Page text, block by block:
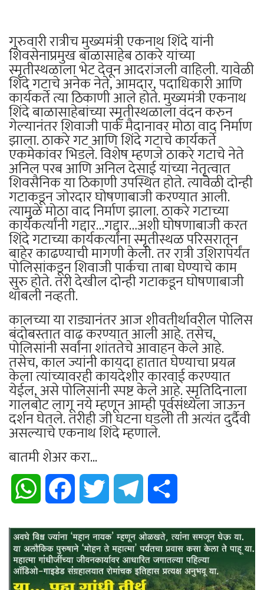
गुरुवारी रात्रीच मुख्यमंत्री एकनाथ शिंदे यांनी
शिवसेनाप्रमुख बाळासाहेब ठाकरे यांच्या
स्मृतीस्थळाला भेट देवून आदरांजली वाहिली. यावेळी
शिंदे गटाचे अनेक नेते, आमदार, पदाधिकारी आणि
कार्यकर्ते त्या ठिकाणी आले होते. मुख्यमंत्री एकनाथ
शिंदे बाळासाहेबांच्या स्मृतीस्थळाला वंदन करुन
गेल्यानंतर शिवाजी पार्क मैदानावर मोठा वाद निर्माण
झाला. ठाकरे गट आणि शिंदे गटाचे कार्यकर्ते
एकमेकांवर भिडले. विशेष म्हणजे ठाकरे गटाचे नेते
अनिल परब आणि अनिल देसाई यांच्या नेतृत्वात
शिवसैनिक या ठिकाणी उपस्थित होते. त्यावेळी दोन्ही
गटाकडून जोरदार घोषणाबाजी करण्यात आली.
त्यामुळे मोठा वाद निर्माण झाला. ठाकरे गटाच्या
कार्यकर्त्यांनी गद्दार…गद्दार…अशी घोषणाबाजी करत
शिंदे गटाच्या कार्यकर्त्यांना स्मृतीस्थळ परिसरातून
बाहेर काढण्याची मागणी केली. तर रात्री उशिरापर्यंत
पोलिसांकडून शिवाजी पार्कचा ताबा घेण्याचे काम
सुरु होते. तरी देखील दोन्ही गटाकडून घोषणाबाजी
थांबली नव्हती.
कालच्या या राड्यानंतर आज शीवतीर्थावरील पोलिस
बंदोबस्तात वाढ करण्यात आली आहे. तसेच,
पोलिसांनी सर्वांना शांततेचे आवाहन केले आहे.
तसेच, काल ज्यांनी कायदा हातात घेण्याचा प्रयत्न
केला त्यांच्यावरही कायदेशीर कारवाई करण्यात
येईल, असे पोलिसांनी स्पष्ट केले आहे. स्मृतिदिनाला
गालबोट लागू नये म्हणून आम्ही पूर्वसंध्येला जाऊन
दर्शन घेतले. तरीही जी घटना घडली ती अत्यंत दुर्दैवी
असल्याचे एकनाथ शिंदे म्हणाले.
बातमी शेअर करा...
WhatsApp Facebook Twitter Telegram